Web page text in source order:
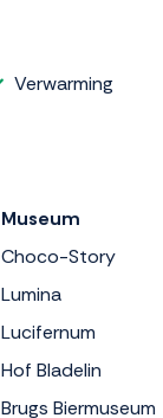
Verwarming
Museum
Choco-Story
Lumina
Lucifernum
Hof Bladelin
Brugs Biermuseum